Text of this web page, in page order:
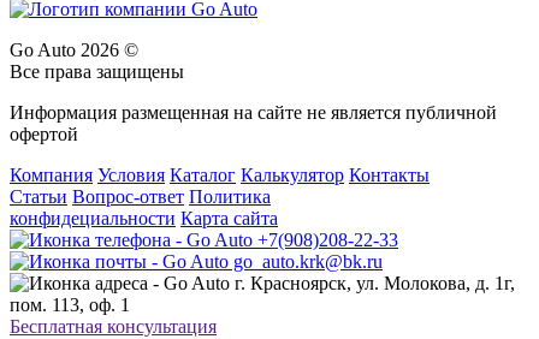
Go Auto 2026 ©
Все права защищены
Информация размещенная на сайте не является публичной
офертой
Компания Условия Каталог Калькулятор Контакты
Статьи Вопрос-ответ Политика
конфидециальности Карта сайта
+7(908)208-22-33
go_auto.krk@bk.ru
г. Красноярск, ул. Молокова, д. 1г,
пом. 113, оф. 1
Бесплатная консультация